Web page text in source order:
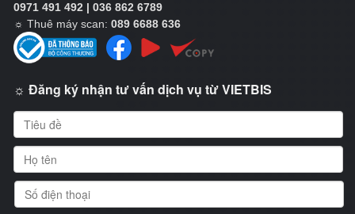
0971 491 492 | 036 862 6789
☼ Thuê máy scan: 089 6688 636
☼ Đăng ký nhận tư vấn dịch vụ từ VIETBIS